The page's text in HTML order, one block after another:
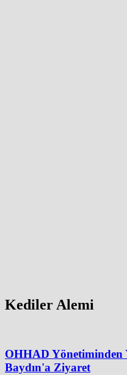
Kediler Alemi
OHHAD Yönetiminden
Baydın'a Ziyaret